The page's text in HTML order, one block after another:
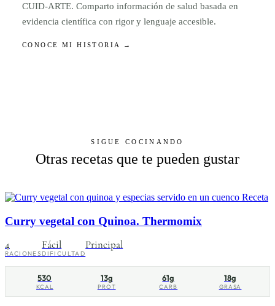
CUID-ARTE. Comparto información de salud basada en
evidencia científica con rigor y lenguaje accesible.
CONOCE MI HISTORIA →
SIGUE COCINANDO
Otras recetas que te pueden gustar
Receta
Curry vegetal con Quinoa. Thermomix
4
RACIONES
Fácil
DIFICULTAD
Principal
530
KCAL
13g
PROT
61g
CARB
18g
GRASA